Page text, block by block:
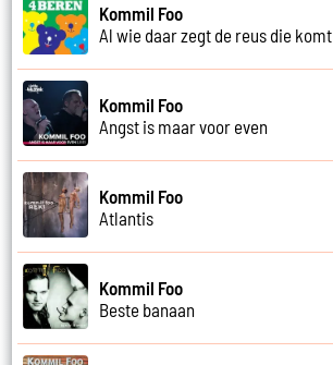
Kommil Foo
Al wie daar zegt de reus die komt
Kommil Foo
Angst is maar voor even
Kommil Foo
Atlantis
Kommil Foo
Beste banaan